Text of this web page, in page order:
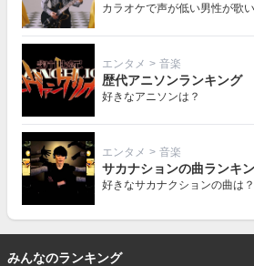
カラオケで声が低い男性が歌
エンタメ > 音楽
歴代アニソンランキング
好きなアニソンは？
エンタメ > 音楽
サカナションの曲ランキ
好きなサカナクションの曲は？
みんなのランキング